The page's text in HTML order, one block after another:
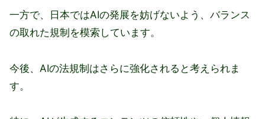
一方で、日本ではAIの発展を妨げないよう、バランス
の取れた規制を模索しています。
今後、AIの法規制はさらに強化されると考えられま
す。